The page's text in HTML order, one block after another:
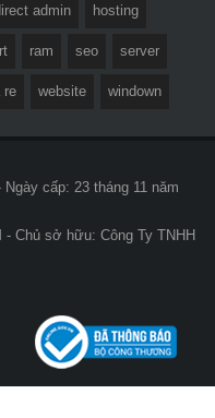
admin hosting
ram seo server
re website windown
cấp: 23 tháng 11 năm
Chủ sở hữu: Công Ty TNHH